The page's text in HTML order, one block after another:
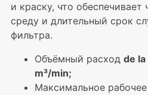
и краску, что
среду и длительный срок
фильтра.
Объёмный расход de
m³/min;
Максимальное